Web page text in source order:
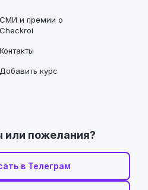
СМИ и премии о
Checkroi
Контакты
Добавить курс
или пожелания?
в Телеграм